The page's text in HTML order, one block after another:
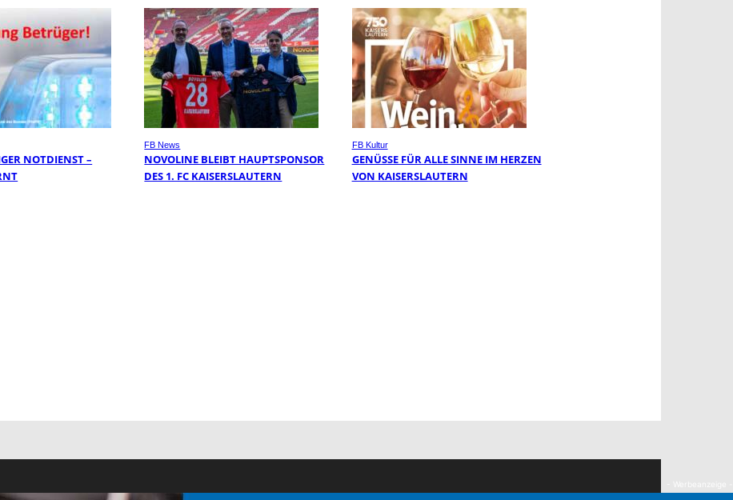
NOTDIENST –
FB News
NOVOLINE BLEIBT HAUPTSPONSOR
DES 1. FC KAISERSLAUTERN
FB Kultur
GENÜSSE FÜR ALLE SINNE IM HERZEN
VON KAISERSLAUTERN
- Werbeanzeige -